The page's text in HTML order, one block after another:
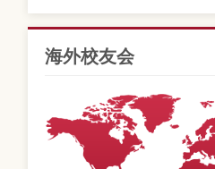
海外校友会